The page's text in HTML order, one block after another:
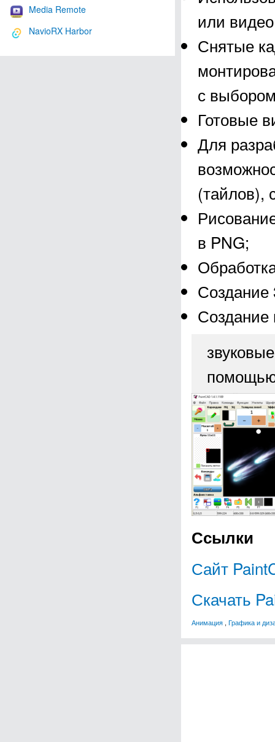
Media Remote
NavioRX Harbor
или
Снятые
с
Готовые
Для
(тайлов),
в PNG;
Создание
Создание
помощью
Ссылки
Сайт
Скачать
Анимация , Графика и